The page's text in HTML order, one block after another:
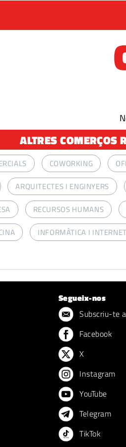
ALTRES COMERÇOS
COWORKING
ARQUITECTES I ENGINYERS
RECURSOS HUMANS
INFORMÀTICA I INTERNET
Segueix-nos
Subscriu-te
Facebook
X
Instagram
YouTube
Telegram
TikTok